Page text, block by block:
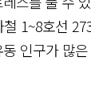
1~8호선
인구가 많